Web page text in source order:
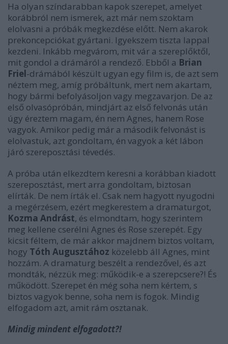
Ha olyan színdarabban kapok szerepet, amelyet
korábbról nem ismerek, azt már nem szoktam
elolvasni a próbák megkezdése előtt. Nem akarok
prekoncepciókat gyártani. Igyekszem tiszta lappal
kezdeni. Inkább megvárom, mit vár a szereplőktől,
mit gondol a drámáról a rendező. Ebből a Brian
Friel-drámából készült ugyan egy film is, de azt sem
néztem meg, amíg próbáltunk, mert nem akartam,
hogy bármi befolyásoljon vagy megzavarjon. De az
első olvasópróbán, mindjárt az első felvonás után
úgy éreztem magam, én nem Agnes, hanem Rose
vagyok. Amikor pedig már a második felvonást is
elolvastuk, azt gondoltam, én vagyok a két lábon
járó szereposztási tévedés.
A próba után elkezdtem keresni a korábban kiadott
szereposztást, mert arra gondoltam, biztosan
elírták. De nem írták el. Csak nem hagyott nyugodni
a megérzésem, ezért megkerestem a dramaturgot,
Kozma Andrást, és elmondtam, hogy szerintem
meg kellene cserélni Agnes és Rose szerepét. Egy
kicsit féltem, de már akkor majdnem biztos voltam,
hogy Tóth Augusztához közelebb áll Agnes, mint
hozzám. A dramaturg beszélt a rendezővel, és azt
mondták, nézzük meg: működik-e a szerepcsere?! És
működött. Szerepet én még soha nem kértem, s
biztos vagyok benne, soha nem is fogok. Mindig
elfogadom azt, amit rám osztanak.
Mindig mindent elfogadott?!